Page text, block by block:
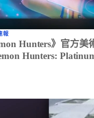
報
Hunters》官方美
Hunters: